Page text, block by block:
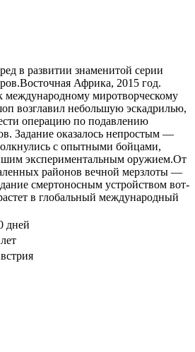
в развитии знаменитой серии
Африка, 2015 год.
миротворческому
возглавил небольшую эскадрилью,
операцию по подавлению
Задание оказалось непростым —
с опытными бойцами,
экспериментальным оружием.От
районов вечной мерзлоты —
смертоносным устройством вот-
в глобальный международный
дней